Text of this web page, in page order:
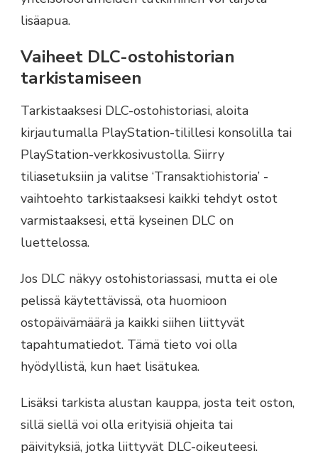
lisäapua.
Vaiheet DLC-ostohistorian
tarkistamiseen
Tarkistaaksesi DLC-ostohistoriasi, aloita
kirjautumalla PlayStation-tilillesi konsolilla tai
PlayStation-verkkosivustolla. Siirry
tiliasetuksiin ja valitse ‘Transaktiohistoria’ -
vaihtoehto tarkistaaksesi kaikki tehdyt ostot
varmistaaksesi, että kyseinen DLC on
luettelossa.
Jos DLC näkyy ostohistoriassasi, mutta ei ole
pelissä käytettävissä, ota huomioon
ostopäivämäärä ja kaikki siihen liittyvät
tapahtumatiedot. Tämä tieto voi olla
hyödyllistä, kun haet lisätukea.
Lisäksi tarkista alustan kauppa, josta teit oston,
sillä siellä voi olla erityisiä ohjeita tai
päivityksiä, jotka liittyvät DLC-oikeuteesi.